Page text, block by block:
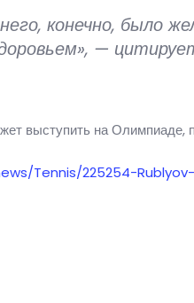
конечно, было
—
выступить на Олимпиаде,
Tennis/225254-